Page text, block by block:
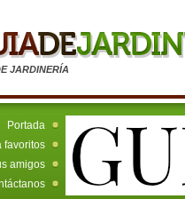
JARDINERÍA
Portada
favoritos
amigos